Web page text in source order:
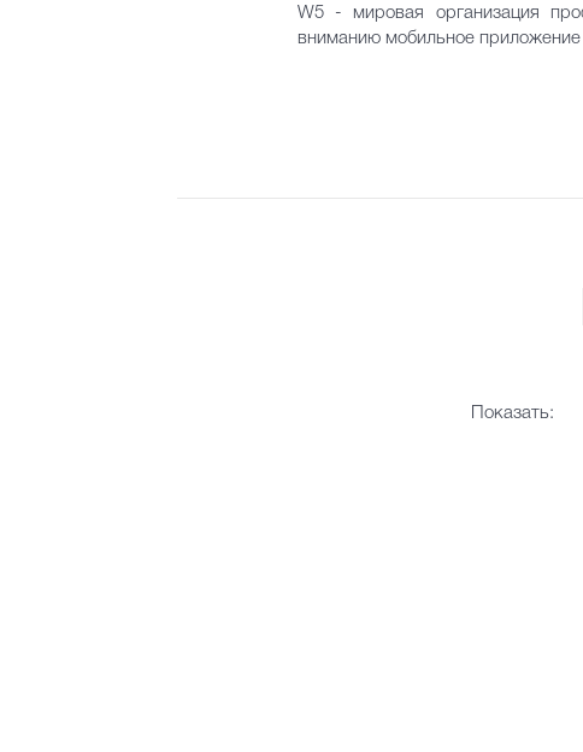
W5 - мировая организация
вниманию мобильное
Показать: